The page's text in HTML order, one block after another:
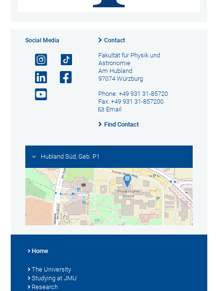
Social Media Contact
Fakultät für Physik und
Astronomie
Am Hubland
97074 Würzburg
Phone: +49 931 31-85720
Fax: +49 931 31-857200
Email
Find Contact
Hubland Süd, Geb. P1
Home
The University
Studying at JMU
Research